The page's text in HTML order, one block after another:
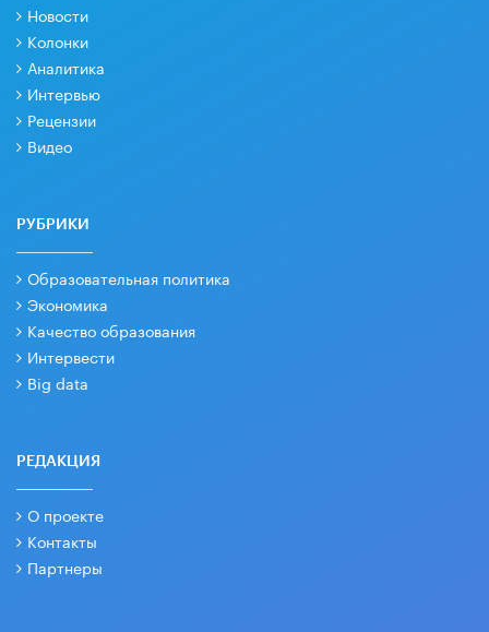
Новости
Колонки
Аналитика
Интервью
Рецензии
Видео
РУБРИКИ
Образовательная политика
Экономика
Качество образования
Интервести
Big data
РЕДАКЦИЯ
О проекте
Контакты
Партнеры